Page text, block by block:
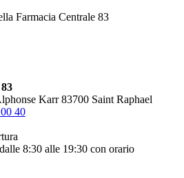
Farmacia Centrale 83
Karr 83700 Saint Raphael
40
8:30 alle 19:30 con orario